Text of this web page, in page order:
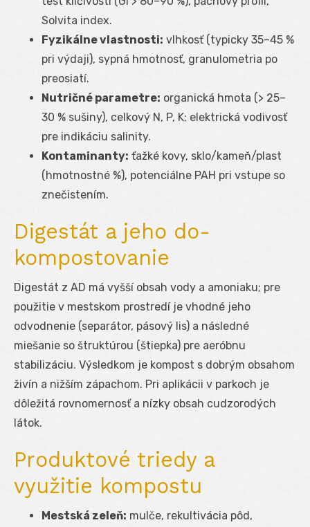
Solvita index.
Fyzikálne vlastnosti: vlhkosť (typicky 35–45 %
pri výdaji), sypná hmotnosť, granulometria po
preosiatí.
Nutričné parametre: organická hmota (> 25–
30 % sušiny), celkový N, P, K; elektrická vodivosť
pre indikáciu salinity.
Kontaminanty: ťažké kovy, sklo/kameň/plast
(hmotnostné %), potenciálne PAH pri vstupe so
znečistením.
Digestát a jeho do-
kompostovanie
Digestát z AD má vyšší obsah vody a amoniaku; pre
použitie v mestskom prostredí je vhodné jeho
odvodnenie (separátor, pásový lis) a následné
miešanie so štruktúrou (štiepka) pre aeróbnu
stabilizáciu. Výsledkom je kompost s dobrým obsahom
živín a nižším zápachom. Pri aplikácii v parkoch je
dôležitá rovnomernosť a nízky obsah cudzorodých
látok.
Produktové triedy a
využitie kompostu
Mestská zeleň: mulče, rekultivácia pôd,